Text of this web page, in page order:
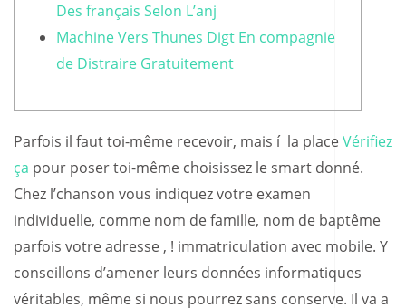
Des français Selon L’anj
Machine Vers Thunes Digt En compagnie
de Distraire Gratuitement
Parfois il faut toi-même recevoir, mais í la placeVérifiez
ça pour poser toi-même choisissez le smart donné.
Chez l’chanson vous indiquez votre examen
individuelle, comme nom de famille, nom de baptême
parfois votre adresse , ! immatriculation avec mobile. Y
conseillons d’amener leurs données informatiques
véritables, même si nous pourrez sans conserve. Il va a